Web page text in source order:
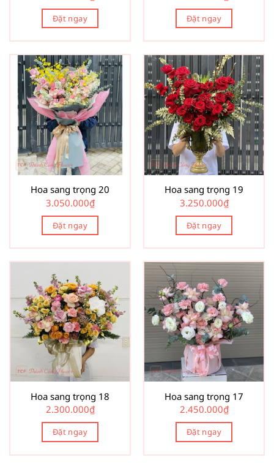
Đặt ngay Đặt ngay
Hoa sang trọng 20
3.050.000₫
Đặt ngay
Hoa sang trọng 19
3.250.000₫
Đặt ngay
Hoa sang trọng 18
2.300.000₫
Đặt ngay
Hoa sang trọng 17
2.450.000₫
Đặt ngay